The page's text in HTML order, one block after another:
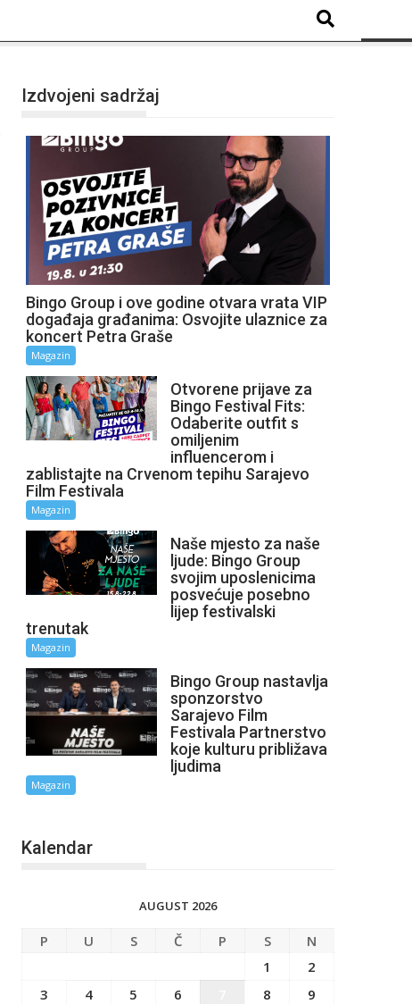
Izdvojeni sadržaj
Bingo Group i ove godine otvara vrata VIP
događaja građanima: Osvojite ulaznice za
koncert Petra Graše
Magazin
Otvorene prijave za
Bingo Festival Fits:
Odaberite outfit s
omiljenim
influencerom i
zablistajte na Crvenom tepihu Sarajevo
Film Festivala
Magazin
Naše mjesto za naše
ljude: Bingo Group
svojim uposlenicima
posvećuje posebno
lijep festivalski
trenutak
Magazin
Bingo Group nastavlja
sponzorstvo
Sarajevo Film
Festivala Partnerstvo
koje kulturu približava
ljudima
Magazin
Kalendar
AUGUST 2026
P U S Č P S
N
1
2
3
4 5 6 8
9